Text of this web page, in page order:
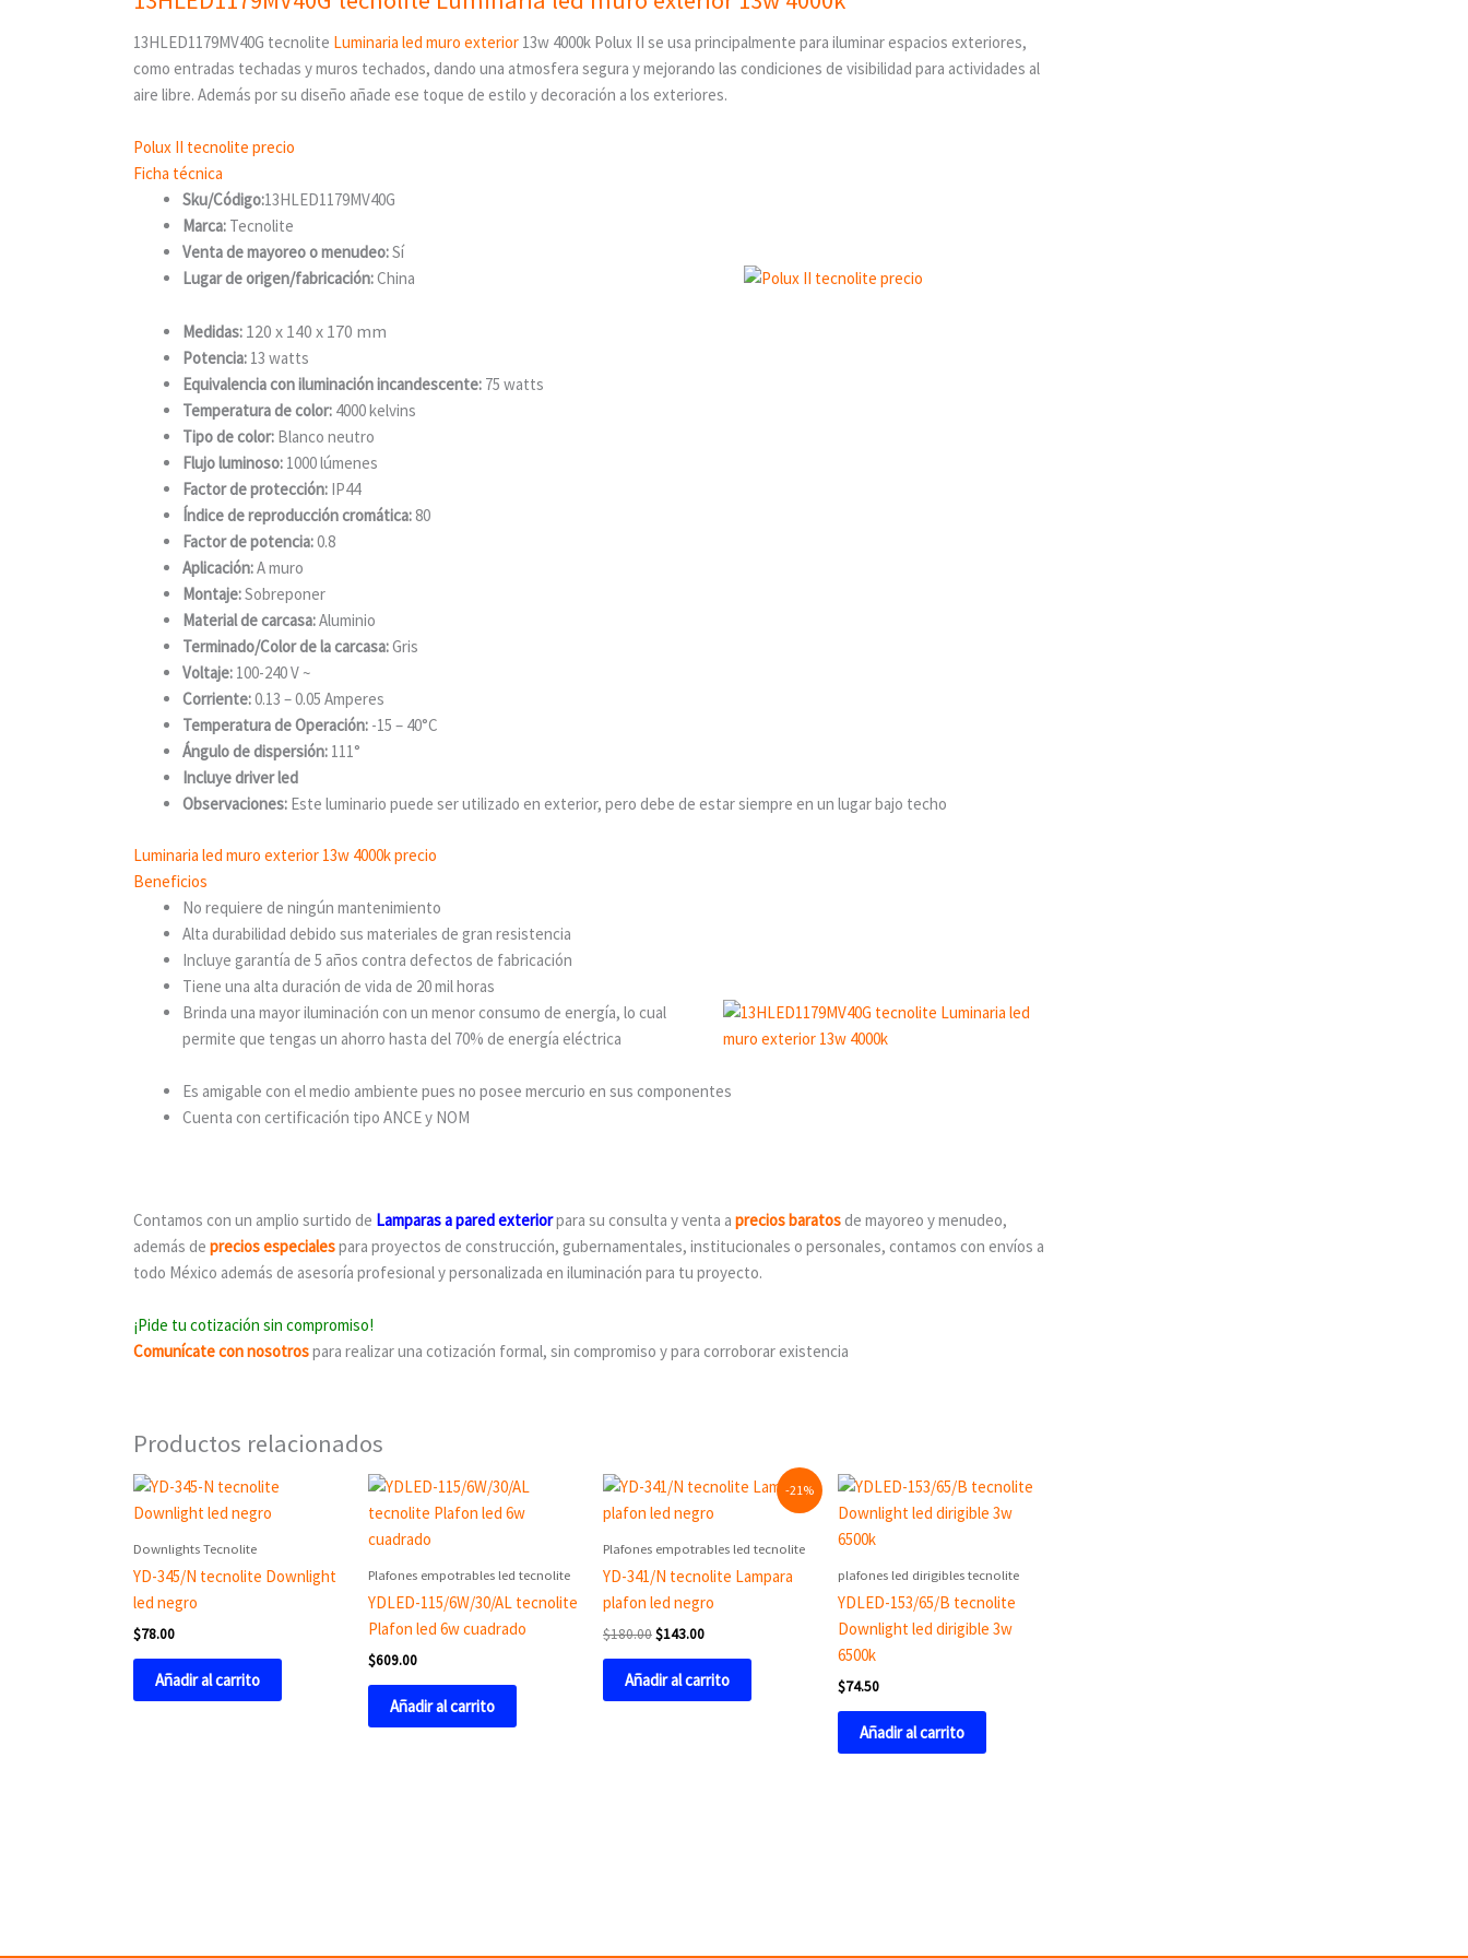
13HLED1179MV40G tecnolite Luminaria led muro exterior 13w 4000k Polux II se usa principalmente para iluminar espacios exteriores,
como entradas techadas y muros techados, dando una atmosfera segura y mejorando las condiciones de visibilidad para actividades al
aire libre. Además por su diseño añade ese toque de estilo y decoración a los exteriores.
Polux II tecnolite precio
Ficha técnica
Sku/Código:13HLED1179MV40G
Marca: Tecnolite
Venta de mayoreo o menudeo:Sí
Lugar de origen/fabricación:China
Medidas: 120 x 140 x 170 mm
Potencia: 13 watts
Equivalencia con iluminación incandescente: 75 watts
Temperatura de color: 4000 kelvins
Tipo de color: Blanco neutro
Flujo luminoso: 1000 lúmenes
Factor de protección: IP44
Índice de reproducción cromática:80
Factor de potencia:0.8
Aplicación:A muro
Montaje:Sobreponer
Material de carcasa:Aluminio
Terminado/Color de la carcasa:Gris
Voltaje: 100-240 V ~
Corriente:0.13 – 0.05 Amperes
Temperatura de Operación: -15 – 40°C
Ángulo de dispersión: 111°
Incluye driver led
Observaciones: Este luminario puede ser utilizado en exterior, pero debe de estar siempre en un lugar bajo techo
Luminaria led muro exterior 13w 4000k precio
Beneficios
No requiere de ningún mantenimiento
Alta durabilidad debido sus materiales de gran resistencia
Incluye garantía de 5 años contra defectos de fabricación
Tiene una alta duración de vida de 20 mil horas
Brinda una mayor iluminación con un menor consumo de energía, lo cual
permite que tengas un ahorro hasta del 70% de energía eléctrica
Es amigable con el medio ambiente pues no posee mercurio en sus componentes
Cuenta con certificación tipo ANCE y NOM
Contamos con un amplio surtido de Lamparas a pared exteriorpara su consulta y venta aprecios baratosde mayoreo y menudeo,
además de precios especialespara proyectos de construcción, gubernamentales, institucionales o personales, contamos con envíos a
todo México además de asesoría profesional y personalizada en iluminación para tu proyecto.
¡Pide tu cotización sin compromiso!
Comunícatecon nosotrospara realizar una cotización formal, sin compromiso y para corroborar existencia
Productos relacionados
Downlights Tecnolite
YD-345/N tecnolite Downlight
led negro
$78.00
Añadir al carrito
Plafones empotrables led tecnolite
YDLED-115/6W/30/AL tecnolite
Plafon led 6w cuadrado
$609.00
Añadir al carrito
-21%
Plafones empotrables led tecnolite
YD-341/N tecnolite Lampara
plafon led negro
$180.00
Original
price
was:
$143.00
Current
is:
Añadir al carrito
plafones led dirigibles tecnolite
YDLED-153/65/B tecnolite
Downlight led dirigible 3w
6500k
$74.50
Añadir al carrito